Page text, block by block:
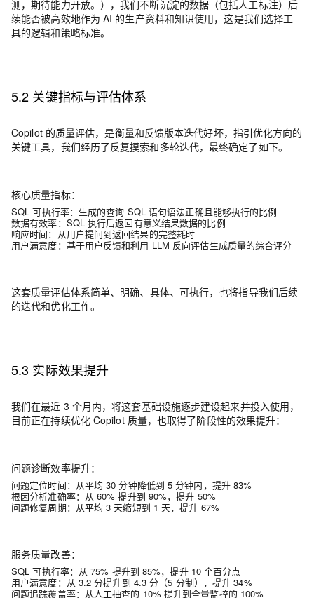
测，期待能力开放。），我们不断沉淀的数据（包括人工标注）后
续能否被高效地作为 AI 的生产资料和知识使用，这是我们选择工
具的逻辑和策略标准。
5.2 关键指标与评估体系
Copilot 的质量评估，是衡量和反馈版本迭代好坏，指引优化方向的
关键工具，我们经历了反复摸索和多轮迭代，最终确定了如下。
核心质量指标：
SQL 可执行率：生成的查询 SQL 语句语法正确且能够执行的比例
数据有效率：SQL 执行后返回有意义结果数据的比例
响应时间：从用户提问到返回结果的完整耗时
用户满意度：基于用户反馈和利用 LLM 反向评估生成质量的综合评分
这套质量评估体系简单、 明确、 具体、 可执行，也将指导我们后续
的迭代和优化工作。
5.3 实际效果提升
我们在最近 3 个月内，将这套基础设施逐步建设起来并投入使用，
目前正在持续优化 Copilot 质量，也取得了阶段性的效果提升：
问题诊断效率提升：
问题定位时间：从平均 30 分钟降低到 5 分钟内， 提升83%
根因分析准确率：从 60% 提升到 90%，提升 50%
问题修复周期：从平均 3 天缩短到 1 天，提升 67%
服务质量改善：
SQL 可执行率：从 75% 提升到 85%，提升 10 个百分点
用户满意度：从 3.2 分提升到 4.3 分（5 分制），提升34%
问题追踪覆盖率：从人工抽查的 10% 提升到全量监控的 100%